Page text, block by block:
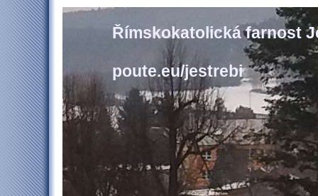
Římskokatolická farnost
poute.eu/jestrebi